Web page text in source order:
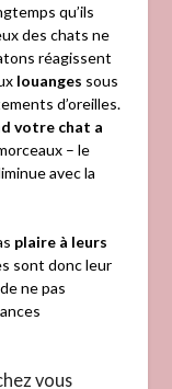
qu’ils
des chats ne
réagissent
louanges sous
d’oreilles.
votre chat a
– le
avec la
plaire à leurs
sont donc leur
ne pas
vous